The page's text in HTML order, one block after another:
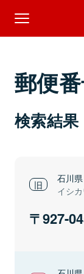
郵便
検索結果
石川県
イシ
927-